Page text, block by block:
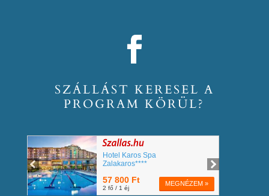
SZÁLLÁST KERESEL A
PROGRAM KÖRÜL?